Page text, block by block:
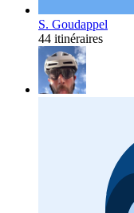
S. Goudappel
44 itinéraires